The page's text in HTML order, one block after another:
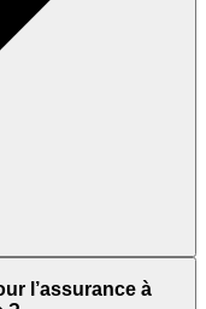
l’assurance à